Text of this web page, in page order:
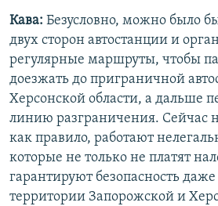
Кава: Безусловно, можно было
двух сторон автостанции и
регулярные маршруты, чтобы
доезжать до приграничной
Херсонской области, а дальше
линию разграничения. Сейчас
как правило, работают
которые не только не платят
гарантируют безопасность
территории Запорожской и